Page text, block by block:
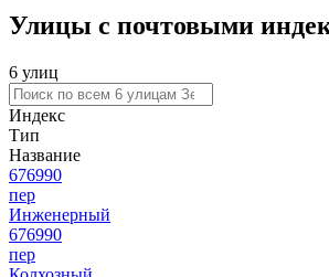
Улицы с почтовыми
6 улиц
Индекс
Тип
Название
676990
пер
Инженерный
676990
пер